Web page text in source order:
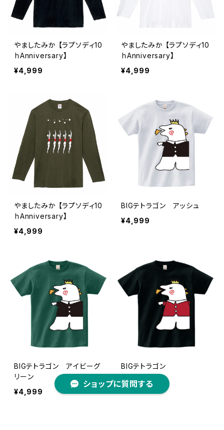
やましたみか 【ラプソディ10
ｈAnniversary】
¥4,999
やましたみか 【ラプソディ10
ｈAnniversary】
¥4,999
やましたみか 【ラプソディ10
ｈAnniversary】
¥4,999
BIGテトラゴン アッシュ
¥4,999
BIGテトラゴン アイビーグ
リーン
¥4,999
BIGテトラゴン
¥4,999
ショップに質問する